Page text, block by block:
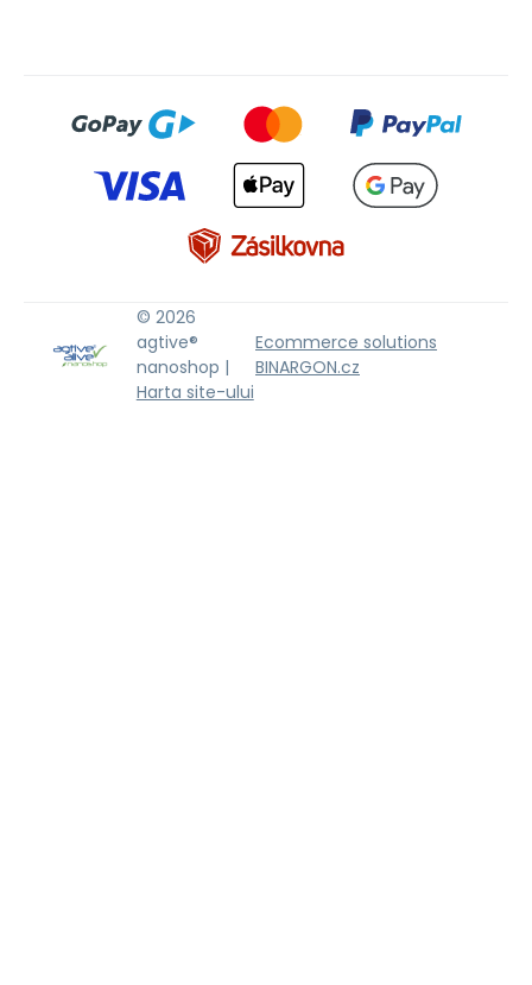
© 2026
agtive®
nanoshop |
Harta site-ului
Ecommerce solutions
BINARGON.cz